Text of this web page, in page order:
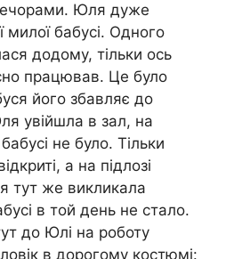
Юля дуже
милої бабусі. Одного
додому, тільки ось
працював. Це було
його збавляє до
увійшла в зал, на
не було. Тільки
а на підлозі
тут же викликала
в той день не стало.
до Юлі на роботу
в дорогому костюмі: